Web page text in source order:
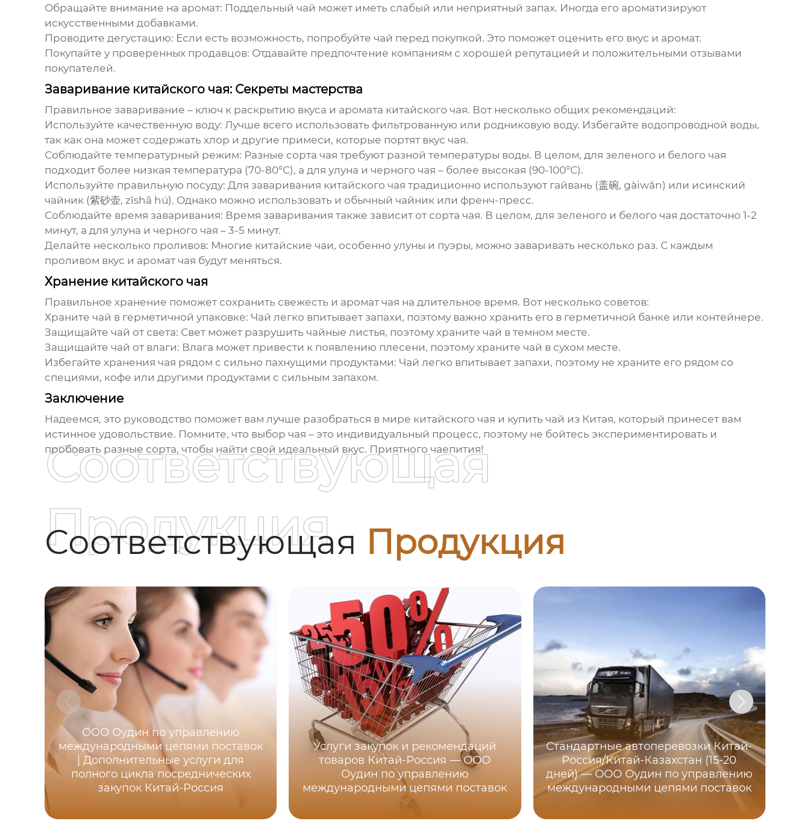
Обращайте внимание на аромат: Поддельный чай может иметь слабый или неприятный запах. Иногда его ароматизируют
искусственными добавками.
Проводите дегустацию: Если есть возможность, попробуйте чай перед покупкой. Это поможет оценить его вкус и аромат.
Покупайте у проверенных продавцов: Отдавайте предпочтение компаниям с хорошей репутацией и положительными отзывами
покупателей.
Заваривание китайского чая: Секреты мастерства
Правильное заваривание – ключ к раскрытию вкуса и аромата китайского чая. Вот несколько общих рекомендаций:
Используйте качественную воду: Лучше всего использовать фильтрованную или родниковую воду. Избегайте водопроводной воды,
так как она может содержать хлор и другие примеси, которые портят вкус чая.
Соблюдайте температурный режим: Разные сорта чая требуют разной температуры воды. В целом, для зеленого и белого чая
подходит более низкая температура (70-80°C), а для улуна и черного чая – более высокая (90-100°C).
Используйте правильную посуду: Для заваривания китайского чая традиционно используют гайвань (盖碗, gàiwǎn) или исинский
чайник (紫砂壶, zǐshā hú). Однако можно использовать и обычный чайник или френч-пресс.
Соблюдайте время заваривания: Время заваривания также зависит от сорта чая. В целом, для зеленого и белого чая достаточно 1-2
минут, а для улуна и черного чая – 3-5 минут.
Делайте несколько проливов: Многие китайские чаи, особенно улуны и пуэры, можно заваривать несколько раз. С каждым
проливом вкус и аромат чая будут меняться.
Хранение китайского чая
Правильное хранение поможет сохранить свежесть и аромат чая на длительное время. Вот несколько советов:
Храните чай в герметичной упаковке: Чай легко впитывает запахи, поэтому важно хранить его в герметичной банке или контейнере.
Защищайте чай от света: Свет может разрушить чайные листья, поэтому храните чай в темном месте.
Защищайте чай от влаги: Влага может привести к появлению плесени, поэтому храните чай в сухом месте.
Избегайте хранения чая рядом с сильно пахнущими продуктами: Чай легко впитывает запахи, поэтому не храните его рядом со
специями, кофе или другими продуктами с сильным запахом.
Заключение
Надеемся, это руководство поможет вам лучше разобраться в мире китайского чая и купить чай из Китая, который принесет вам
истинное удовольствие. Помните, что выбор чая – это индивидуальный процесс, поэтому не бойтесь экспериментировать и
пробовать разные сорта, чтобы найти свой идеальный вкус. Приятного чаепития!
Соответствующая Продукция
Соответствующая
Продукция
ООО Оудин по управлению
международными цепями поставок
| Дополнительные услуги для
полного цикла посреднических
закупок Китай-Россия
Услуги закупок и рекомендаций
товаров Китай-Россия — ООО
Оудин по управлению
международными цепями поставок
Стандартные автоперевозки Китай-
Россия/Китай-Казахстан (15-20
дней) — ООО Оудин по управлению
международными цепями поставок